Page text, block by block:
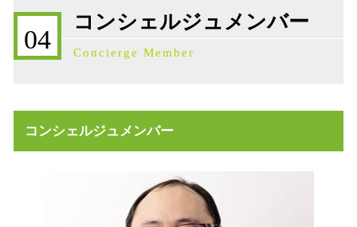
遺留分侵害額請求 時効
遺産分割協議 調停
事業承継 債権債務
相続放棄 必要書類
相続発生 流れ
事業承継 生前贈与
売買契約 説明義務違反
不動産売買契約 流れ
不動産 放棄 固定資産税
不動産売買契約 ドタキャン 売主
不動産売買契約 委任状
不動産売買契約 必要書類
事業承継 石川県
相続税 石川県
株価対策 石川県
04
コンシェルジュメンバー
Concierge Member
コンシェルジュメンバー